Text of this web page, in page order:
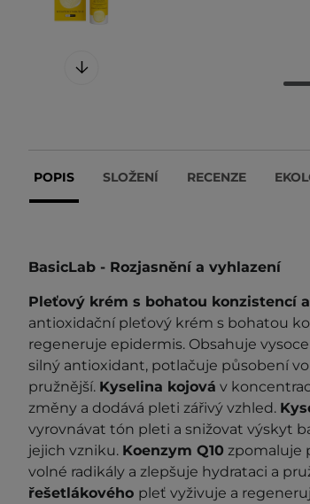
POPIS SLOŽENÍ RECENZE
BasicLab - Rozjasnění a vyhlazení
Pleťový krém s bohatou konzistencí
antioxidační pleťový krém s bohatou
regeneruje epidermis. Obsahuje
silný antioxidant, potlačuje působení
pružnější. Kyselina kojová v
změny a dodává pleti zářivý vzhled.
vyrovnávat tón pleti a snižovat výskyt
jejich vzniku. Koenzym Q10 zpomaluje
volné radikály a zlepšuje hydrataci a
řešetlákového pleť vyživuje a